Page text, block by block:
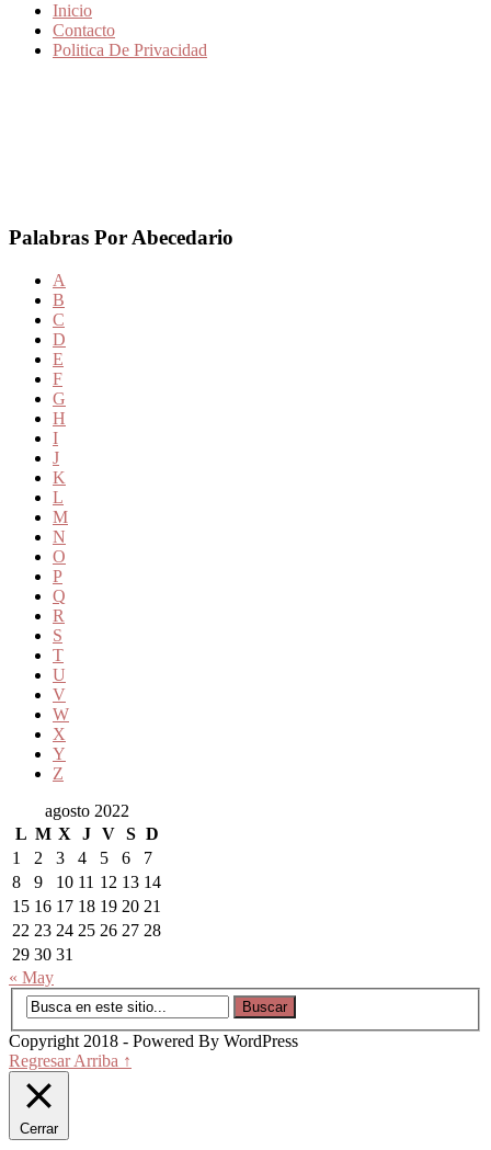
Inicio
Contacto
Politica De Privacidad
Palabras Por Abecedario
A
B
C
D
E
F
G
H
I
J
K
L
M
N
O
P
Q
R
S
T
U
V
W
X
Y
Z
agosto 2022
L M X J V S D
1
2 3 4 5 6
7
8
9 10 11 12 13 14
15 16 17 18 19 20 21
22 23 24 25 26 27 28
29 30 31
« May
Copyright 2018 - Powered By WordPress
Regresar Arriba ↑
Cerrar